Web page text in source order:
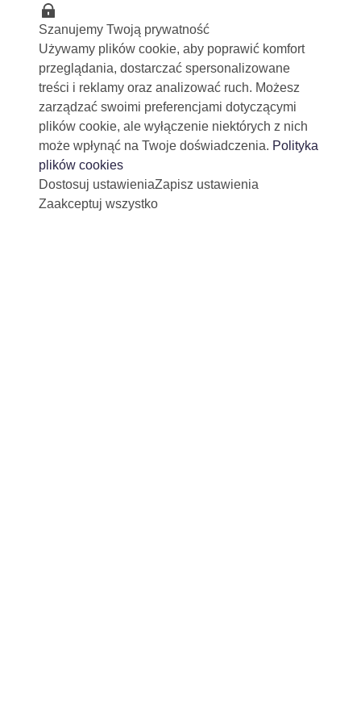
Szanujemy Twoją prywatność
Używamy plików cookie, aby poprawić komfort
przeglądania, dostarczać spersonalizowane
treści i reklamy oraz analizować ruch. Możesz
zarządzać swoimi preferencjami dotyczącymi
plików cookie, ale wyłączenie niektórych z nich
może wpłynąć na Twoje doświadczenia. Polityka
plików cookies
Dostosuj ustawieniaZapisz ustawienia
Zaakceptuj wszystko